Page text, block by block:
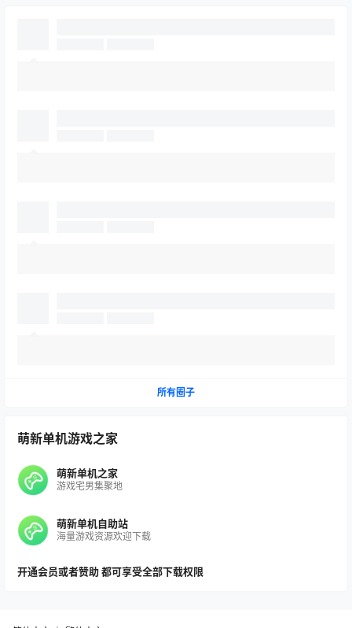
所有圈子
萌新单机游戏之家
萌新单机之家
游戏宅男集聚地
萌新单机自助站
海量游戏资源欢迎下载
开通会员或者赞助 都可享受全部下载权限